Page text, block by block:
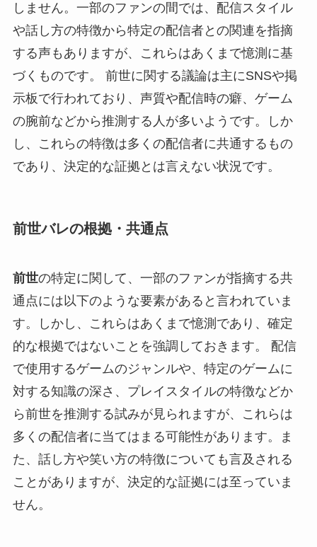
しません。一部のファンの間では、配信スタイル
や話し方の特徴から特定の配信者との関連を指摘
する声もありますが、これらはあくまで憶測に基
づくものです。 前世に関する議論は主にSNSや掲
示板で行われており、声質や配信時の癖、ゲーム
の腕前などから推測する人が多いようです。しか
し、これらの特徴は多くの配信者に共通するもの
であり、決定的な証拠とは言えない状況です。
前世バレの根拠・共通点
前世の特定に関して、一部のファンが指摘する共
通点には以下のような要素があると言われていま
す。しかし、これらはあくまで憶測であり、確定
的な根拠ではないことを強調しておきます。 配信
で使用するゲームのジャンルや、特定のゲームに
対する知識の深さ、プレイスタイルの特徴などか
ら前世を推測する試みが見られますが、これらは
多くの配信者に当てはまる可能性があります。ま
た、話し方や笑い方の特徴についても言及される
ことがありますが、決定的な証拠には至っていま
せん。